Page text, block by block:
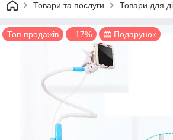
Товари та послуги Товари для
Топ продажів –17% Подарунок